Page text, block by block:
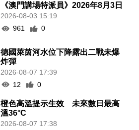
《澳門講場特派員》2026年8月3日
2026-08-03 15:19
961
0
德國萊茵河水位下降露出二戰未爆
炸彈
2026-08-07 17:39
12
0
橙色高溫提示生效 未來數日最高
溫36°C
2026-08-07 17:38